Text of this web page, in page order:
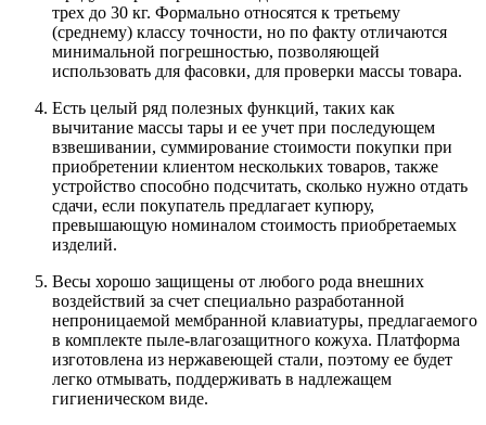
трех до 30 кг. Формально относятся к третьему
(среднему) классу точности, но по факту отличаются
минимальной погрешностью, позволяющей
использовать для фасовки, для проверки массы товара.
Есть целый ряд полезных функций, таких как
вычитание массы тары и ее учет при последующем
взвешивании, суммирование стоимости покупки при
приобретении клиентом нескольких товаров, также
устройство способно подсчитать, сколько нужно отдать
сдачи, если покупатель предлагает купюру,
превышающую номиналом стоимость приобретаемых
изделий.
Весы хорошо защищены от любого рода внешних
воздействий за счет специально разработанной
непроницаемой мембранной клавиатуры, предлагаемого
в комплекте пыле-влагозащитного кожуха. Платформа
изготовлена из нержавеющей стали, поэтому ее будет
легко отмывать, поддерживать в надлежащем
гигиеническом виде.